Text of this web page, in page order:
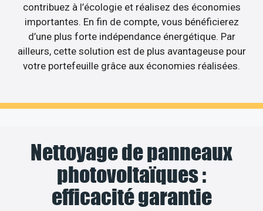
contribuez à l’écologie et réalisez des économies
importantes. En fin de compte, vous bénéficierez
d’une plus forte indépendance énergétique. Par
ailleurs, cette solution est de plus avantageuse pour
votre portefeuille grâce aux économies réalisées.
Nettoyage de panneaux
photovoltaïques :
efficacité garantie